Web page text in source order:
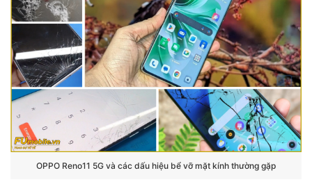
OPPO Reno11 5G và các dấu hiệu bể vỡ mặt kính thường gặp